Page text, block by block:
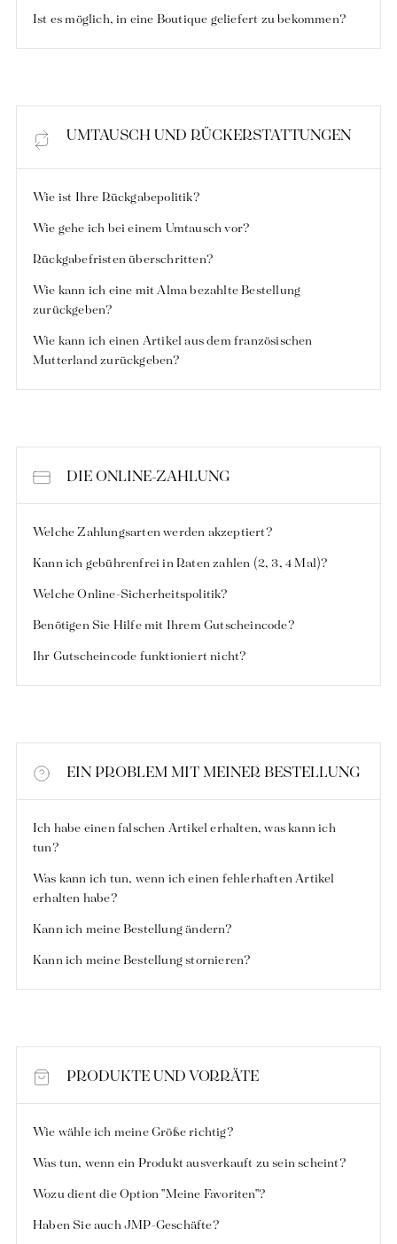
Schöpfung mit Kühnheit und Leidenschaft
Unsere Nachrichten in der Zeitung
Ist es möglich, in eine Boutique geliefert zu bekommen?
UMTAUSCH UND RÜCKERSTATTUNGEN
Wie ist Ihre Rückgabepolitik?
Wie gehe ich bei einem Umtausch vor?
Rückgabefristen überschritten?
Wie kann ich eine mit Alma bezahlte Bestellung
zurückgeben?
Wie kann ich einen Artikel aus dem französischen
Mutterland zurückgeben?
DIE ONLINE-ZAHLUNG
Welche Zahlungsarten werden akzeptiert?
Kann ich gebührenfrei in Raten zahlen (2, 3, 4 Mal)?
Welche Online-Sicherheitspolitik?
Benötigen Sie Hilfe mit Ihrem Gutscheincode?
Ihr Gutscheincode funktioniert nicht?
EIN PROBLEM MIT MEINER BESTELLUNG
Ich habe einen falschen Artikel erhalten, was kann ich
tun?
Was kann ich tun, wenn ich einen fehlerhaften Artikel
erhalten habe?
Kann ich meine Bestellung ändern?
Kann ich meine Bestellung stornieren?
PRODUKTE UND VORRÄTE
Wie wähle ich meine Größe richtig?
Was tun, wenn ein Produkt ausverkauft zu sein scheint?
Wozu dient die Option "Meine Favoriten"?
Haben Sie auch JMP-Geschäfte?